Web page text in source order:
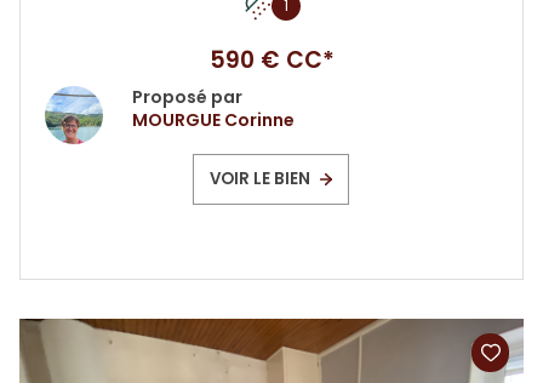
1
590 € CC*
Proposé par
MOURGUE Corinne
VOIR LE BIEN